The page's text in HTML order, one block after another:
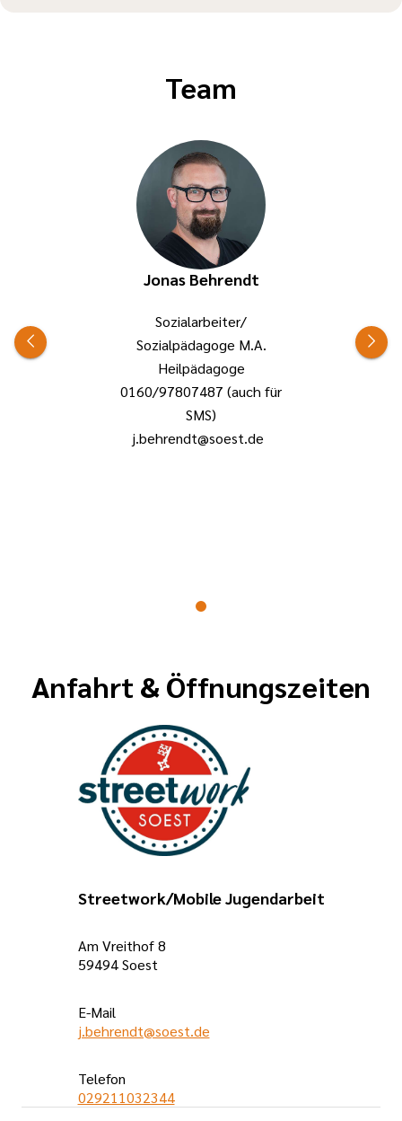
Team
Jonas Behrendt
Sozialarbeiter/
Sozialpädagoge M.A.
Heilpädagoge
0160/97807487 (auch für
SMS)
j.behrendt@soest.de
Anfahrt & Öffnungszeiten
Streetwork/Mobile Jugendarbeit
Am Vreithof 8
59494 Soest
E-Mail
j.behrendt@soest.de
Telefon
029211032344